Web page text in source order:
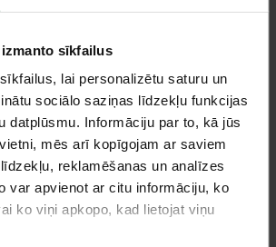
sīkfailus
lai personalizētu saturu un
sociālo saziņas līdzekļu funkcijas
datplūsmu. Informāciju par to, kā jūs
mēs arī kopīgojam ar saviem
reklamēšanas un analīzes
var apvienot ar citu informāciju, ko
ko viņi apkopo, kad lietojat viņu
MAX
Akumulatora sausās un
slapjās sūkšanas putekļu
sūcējs EGO Power+